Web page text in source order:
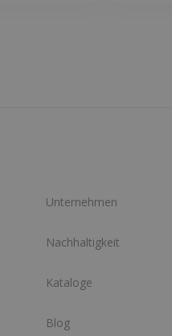
Unternehmen
Nachhaltigkeit
Kataloge
Blog